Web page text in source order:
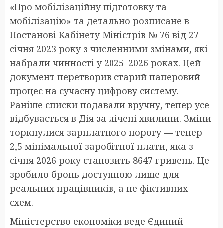
«Про мобілізаційну підготовку та
мобілізацію» та детально розписане в
Постанові Кабінету Міністрів № 76 від 27
січня 2023 року з численними змінами, які
набрали чинності у 2025–2026 роках. Цей
документ перетворив старий паперовий
процес на сучасну цифрову систему.
Раніше списки подавали вручну, тепер усе
відбувається в Дія за лічені хвилини. Зміни
торкнулися зарплатного порогу — тепер
2,5 мінімальної заробітної плати, яка з
січня 2026 року становить 8647 гривень. Це
зробило бронь доступною лише для
реальних працівників, а не фіктивних
схем.
Міністерство економіки веде Єдиний